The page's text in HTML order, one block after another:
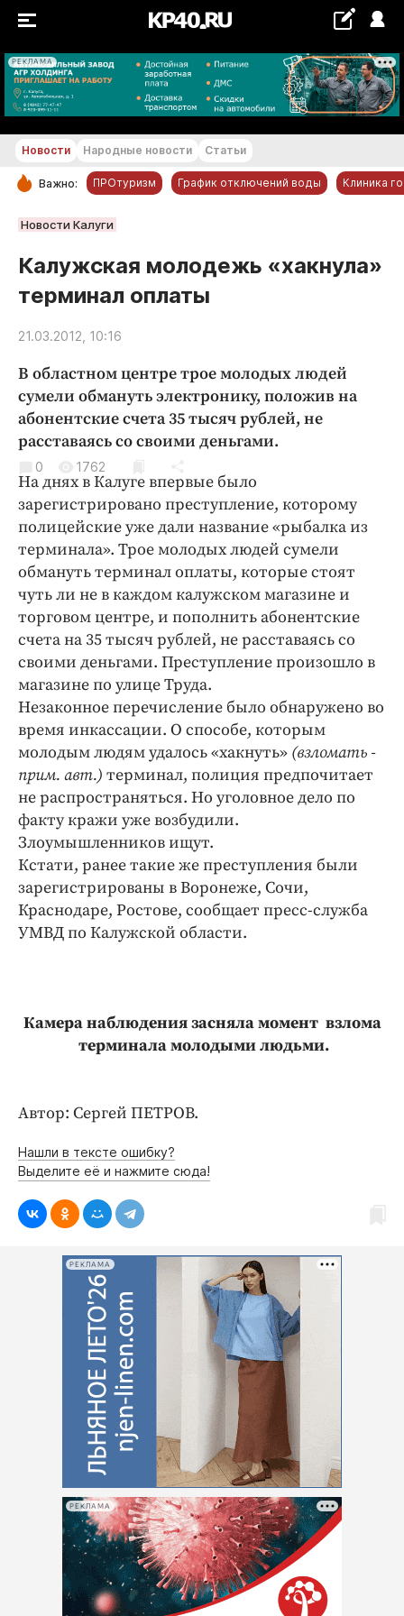
РЕКЛАМА
+18...+19 °С
РУБРИКИ
Новости компаний
Статьи
Народные новости
Благоустройство
Криминал
Культура
Недвижимость и ЖКХ
Образование
Общество
Погода
Праздники
Происшествия
Спорт
Экономика и бизнес
ПРОЕКТЫ
Блоги
Издания
Медиаперсона
Интересное чтиво
Клиника года
Бренд года
Работодатель года
Новости Народные новости Статьи
Важно: ПРОтуризм График отключений воды Клиника
Новости Калуги
Калужская молодежь «хакнула»
терминал оплаты
21.03.2012, 10:16
В областном центре трое молодых людей
сумели обмануть электронику, положив на
абонентские счета 35 тысяч рублей, не
расставаясь со своими деньгами.
0 1762
На днях в Калуге впервые было
зарегистрировано преступление, которому
полицейские уже дали название «рыбалка из
терминала». Трое молодых людей сумели
обмануть терминал оплаты, которые стоят
чуть ли не в каждом калужском магазине и
торговом центре, и пополнить абонентские
счета на 35 тысяч рублей, не расставаясь со
своими деньгами. Преступление произошло в
магазине по улице Труда.
Незаконное перечисление было обнаружено во
время инкассации. О способе, которым
молодым людям удалось «хакнуть» (взломать -
прим. авт.) терминал, полиция предпочитает
не распространяться. Но уголовное дело по
факту кражи уже возбудили.
Злоумышленников ищут.
Кстати, ранее такие же преступления были
зарегистрированы в Воронеже, Сочи,
Краснодаре, Ростове, сообщает пресс-служба
УМВД по Калужской области.
Камера наблюдения засняла момент взлома
терминала молодыми людьми.
Автор: Сергей ПЕТРОВ.
Нашли в тексте ошибку?
Выделите её и нажмите сюда!
РЕКЛАМА
РЕКЛАМА